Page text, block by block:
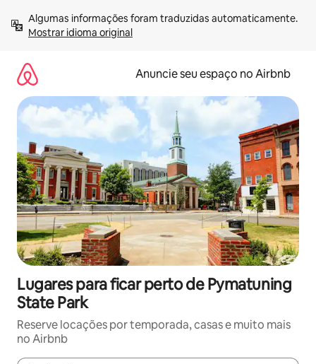
para
Mostrar idioma original
Anuncie seu espaço no Airbnb
Lugares para ficar perto de Pymatuning
State Park
Reserve locações por temporada, casas e muito mais
no Airbnb